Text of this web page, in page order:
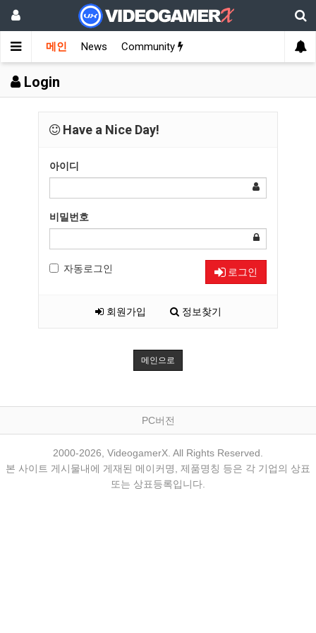
메인 News Community
Login
Have a Nice Day!
아이디
비밀번호
자동로그인 로그인
회원가입 정보찾기
메인으로
PC버전
2000-2026, VideogamerX. All Rights Reserved.
본 사이트 게시물내에 게재된 메이커명, 제품명칭 등은 각 기업의 상표
또는 상표등록입니다.